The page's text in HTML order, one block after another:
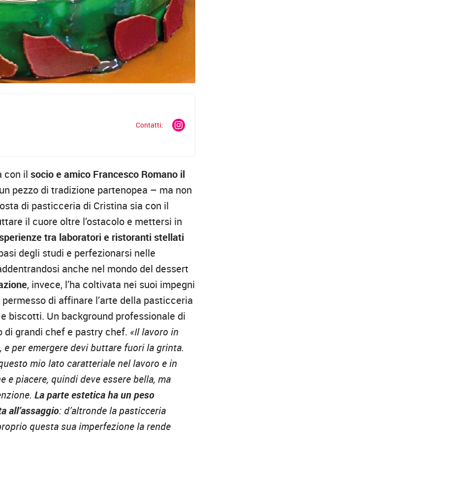
Contatti:
con ilsocio e amico Francesco Romano il
pezzo di tradizione partenopea – ma non
di pasticceria di Cristina sia con il
il cuore oltre l’ostacolo e mettersi in
tra laboratori e ristoranti stellati
degli studi e perfezionarsi nelle
anche nel mondo del dessert
, invece, l’ha coltivata nei suoi impegni
di affinare l’arte della pasticceria
biscotti. Un background professionale di
di grandi chef e pastry chef. «Il lavoro in
per emergere devi buttare fuori la grinta.
mio lato caratteriale nel lavoro e in
e piacere, quindi deve essere bella, ma
La parte estetica ha un peso
all’assaggio: d’altronde la pasticceria
questa sua imperfezione la rende